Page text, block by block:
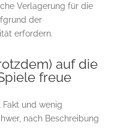
Verlagerung für die
der
erfordern.
auf die
freue
Fakt und wenig
nach Beschreibung